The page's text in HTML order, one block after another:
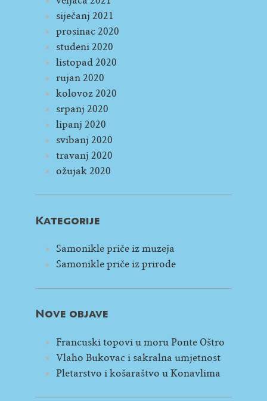
siječanj 2021
prosinac 2020
studeni 2020
listopad 2020
rujan 2020
kolovoz 2020
srpanj 2020
lipanj 2020
svibanj 2020
travanj 2020
ožujak 2020
Kategorije
Samonikle priče iz muzeja
Samonikle priče iz prirode
Nove objave
Francuski topovi u moru Ponte Oštro
Vlaho Bukovac i sakralna umjetnost
Pletarstvo i košaraštvo u Konavlima